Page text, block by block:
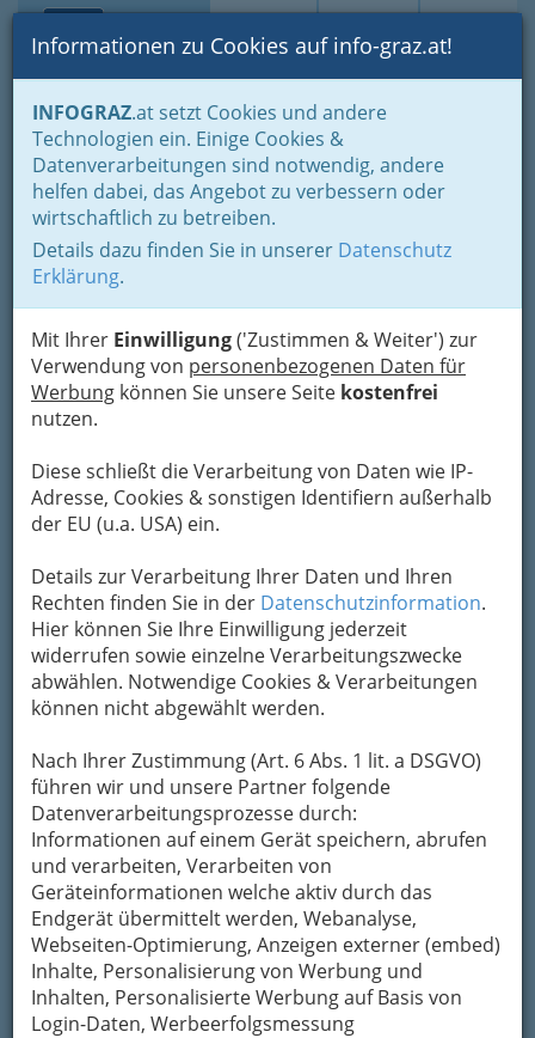
Suche Login Toggle
Informationen zu Cookies auf info-graz.at!
INFOGRAZ.at setzt Cookies und andere
Technologien ein. Einige Cookies &
Datenverarbeitungen sind notwendig, andere
helfen dabei, das Angebot zu verbessern oder
wirtschaftlich zu betreiben.
Details dazu finden Sie in unserer Datenschutz
Erklärung.
Mit Ihrer Einwilligung('Zustimmen & Weiter') zur
Verwendung von personenbezogenen Daten für
Werbung können Sie unsere Seite kostenfrei
nutzen.
Diese schließt die Verarbeitung von Daten wie IP-
Adresse, Cookies & sonstigen Identifiern außerhalb
der EU (u.a. USA) ein.
Details zur Verarbeitung Ihrer Daten und Ihren
Rechten finden Sie in der Datenschutzinformation.
Hier können Sie Ihre Einwilligung jederzeit
widerrufen sowie einzelne Verarbeitungszwecke
abwählen. Notwendige Cookies & Verarbeitungen
können nicht abgewählt werden.
Nach Ihrer Zustimmung (Art. 6 Abs. 1 lit. a DSGVO)
führen wir und unsere Partner folgende
Datenverarbeitungsprozesse durch:
Informationen auf einem Gerät speichern, abrufen
und verarbeiten, Verarbeiten von
Geräteinformationen welche aktiv durch das
Endgerät übermittelt werden, Webanalyse,
Webseiten-Optimierung, Anzeigen externer (embed)
Inhalte, Personalisierung von Werbung und
Inhalten, Personalisierte Werbung auf Basis von
Login-Daten, Werbeerfolgsmessung
Home Branchen
Einkaufen & Schenken - der Handel
Kleine Geschenke... dürfen auch größer sein
Kunsthandwerk - Kunsthandwerker und Kunsthandwerkerinnen in
Graz und der Steiermark
Kunsthandwerk -
Kunsthandwerker und
Kunsthandwerkerinnen in
Graz und der Steiermark
Kunsthandwerk gehören, wie der Name schon
sagt,neben speziellen handwerklichen auch
künstlerische Fähigkeiten . Das Besondere am
Kunsthandwerk ist, dass es sich bei den
Produkten, die von den Künstlern und
Künstlerinneneigenständig und nach eigenen
Entwürfen hergestelltwerden, immer um
Unikatehandelt, wodurch sie sich von den
maschinell und in Serie hergestellten
Produkten desKunstgewerbesunterscheiden.